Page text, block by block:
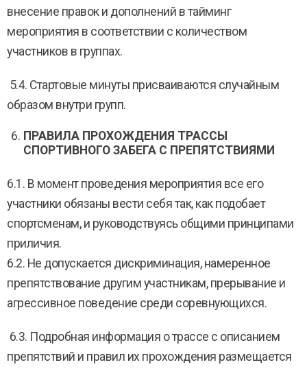
внесение правок и дополнений в тайминг
мероприятия в соответствии с количеством
участников в группах.
5.4. Стартовые минуты присваиваются случайным
образом внутри групп.
ПРАВИЛА ПРОХОЖДЕНИЯ ТРАССЫ
СПОРТИВНОГО ЗАБЕГА С ПРЕПЯТСТВИЯМИ
6.1. В момент проведения мероприятия все его
участники обязаны вести себя так, как подобает
спортсменам, и руководствуясь общими принципами
приличия.
6.2. Не допускается дискриминация, намеренное
препятствование другим участникам, прерывание и
агрессивное поведение среди соревнующихся.
6.3. Подробная информация о трассе с описанием
препятствий и правил их прохождения размещается